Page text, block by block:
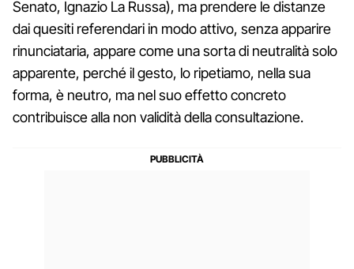
Senato, Ignazio La Russa), ma prendere le distanze
dai quesiti referendari in modo attivo, senza apparire
rinunciataria, appare come una sorta di neutralità solo
apparente, perché il gesto, lo ripetiamo, nella sua
forma, è neutro, ma nel suo effetto concreto
contribuisce alla non validità della consultazione.